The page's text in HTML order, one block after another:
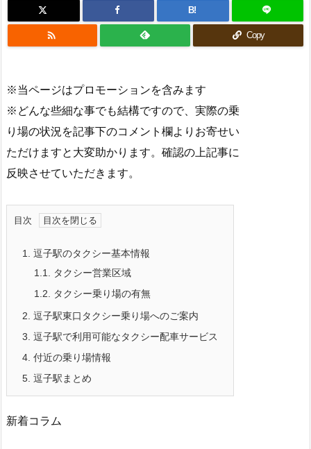
B!
 Copy
※当ページはプロモーションを含みます
※どんな些細な事でも結構ですので、実際の乗
り場の状況を記事下のコメント欄よりお寄せい
ただけますと大変助かります。確認の上記事に
反映させていただきます。
目次
1.
逗子駅のタクシー基本情報
1.1.
タクシー営業区域
1.2.
タクシー乗り場の有無
2. 逗子駅東口タクシー乗り場へのご案内
3. 逗子駅で利用可能なタクシー配車サービス
4. 付近の乗り場情報
5. 逗子駅まとめ
新着コラム